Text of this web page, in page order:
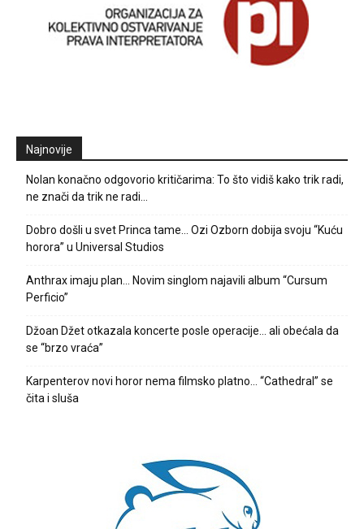
Najnovije
Nolan konačno odgovorio kritičarima: To što vidiš kako trik radi,
ne znači da trik ne radi…
Dobro došli u svet Princa tame… Ozi Ozborn dobija svoju “Kuću
horora” u Universal Studios
Anthrax imaju plan… Novim singlom najavili album “Cursum
Perficio”
Džoan Džet otkazala koncerte posle operacije… ali obećala da
se “brzo vraća”
Karpenterov novi horor nema filmsko platno… “Cathedral” se
čita i sluša